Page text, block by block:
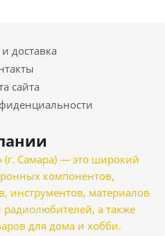
доставка
сайта
(г. Самара) — это широкий
компонентов,
инструментов, материалов
а также
для дома и хобби.